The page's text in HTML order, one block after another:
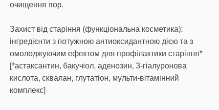
очищення пор.
Захист від старіння (функціональна косметика):
інгредієнти з потужною антиоксидантною дією та з
омолоджуючим ефектом для профілактики старіння*
[*астаксантин, бакучіол, аденозин, 3-гіалуронова
кислота, сквалан, глутатіон, мульти-вітамінний
комплекс]